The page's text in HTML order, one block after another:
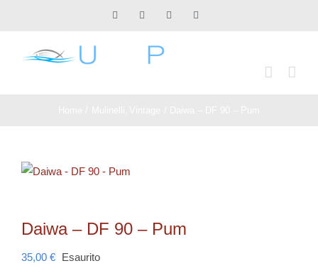
contenuto
Facebook Instagram
Daiwa – DF 90 – Pum
35,00 € Esaurito